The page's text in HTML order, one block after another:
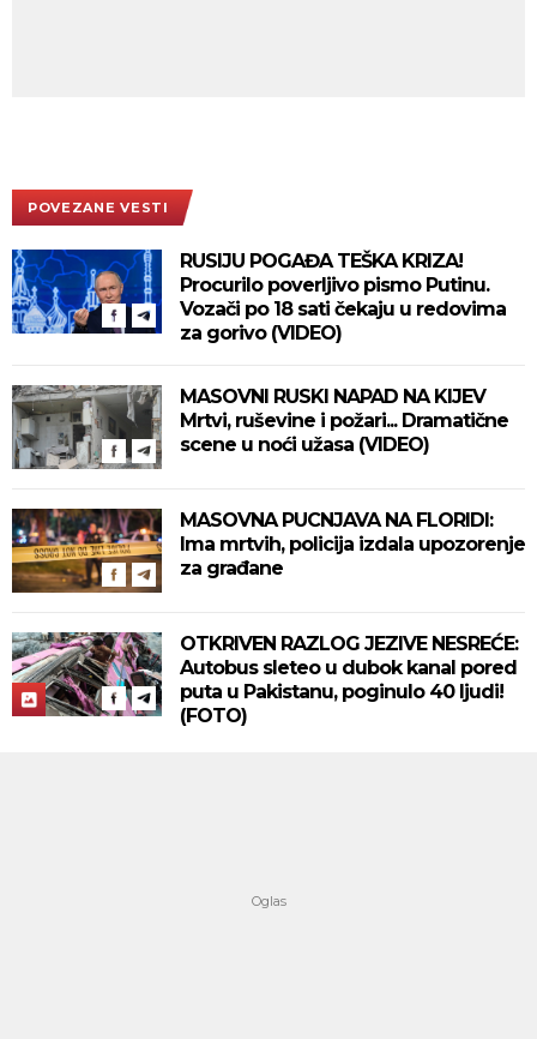
POVEZANE VESTI
RUSIJU POGAĐA TEŠKA KRIZA!
Procurilo poverljivo pismo Putinu.
Vozači po 18 sati čekaju u redovima
za gorivo (VIDEO)
MASOVNI RUSKI NAPAD NA KIJEV
Mrtvi, ruševine i požari... Dramatične
scene u noći užasa (VIDEO)
MASOVNA PUCNJAVA NA FLORIDI:
Ima mrtvih, policija izdala upozorenje
za građane
OTKRIVEN RAZLOG JEZIVE NESREĆE:
Autobus sleteo u dubok kanal pored
puta u Pakistanu, poginulo 40 ljudi!
(FOTO)